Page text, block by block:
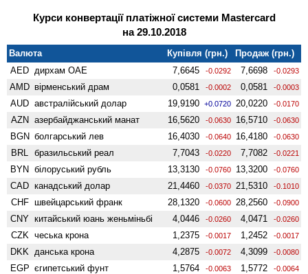
Курси конвертації платіжної системи Mastercard
на 29.10.2018
Валюта Купівля (грн.)
Продаж (грн.)
AED дирхам ОАЕ 7,6645 -0.0292 7,6698 -0.0293
AMD вiрменський драм 0,0581 -0.0002 0,0581 -0.0003
AUD австралійський долар 19,9190 +0.0720 20,0220 -0.0170
AZN азербайджанський манат 16,5620 -0.0630 16,5710 -0.0630
BGN болгарський лев 16,4030 -0.0640 16,4180 -0.0630
BRL бразильський реал 7,7043 -0.0220 7,7082 -0.0221
BYN білоруський рубль 13,3130 -0.0760 13,3200 -0.0760
CAD канадський долар 21,4460 -0.0370 21,5310 -0.1010
CHF швейцарський франк 28,1320 -0.0600 28,2560 -0.0900
CNY китайський юань женьмiньбi 4,0446 -0.0260 4,0471 -0.0260
CZK чеська крона 1,2375 -0.0017 1,2452 -0.0017
DKK данська крона 4,2875 -0.0072 4,3099 -0.0080
EGP єгипетський фунт 1,5764 -0.0063 1,5772 -0.0064